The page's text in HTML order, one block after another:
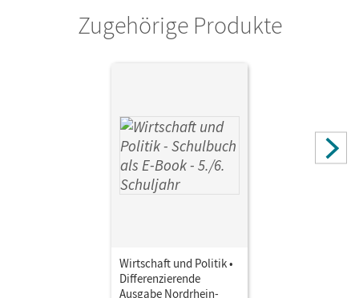
Zugehörige Produkte
Wirtschaft und Politik •
Differenzierende
Ausgabe Nordrhein-